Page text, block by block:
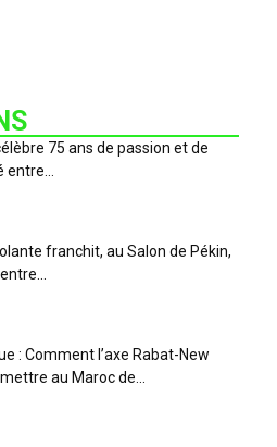
75 ans de passion et de
franchit, au Salon de Pékin,
: Comment l’axe Rabat-New
au Maroc de...